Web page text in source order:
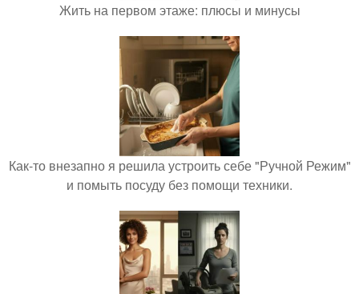
Жить на первом этаже: плюсы и минусы
Как-то внезапно я решила устроить себе "Ручной Режим"
и помыть посуду без помощи техники.